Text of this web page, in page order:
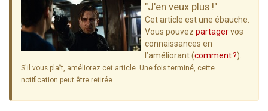
"J'en veux plus !"
Cet article est une ébauche.
Vous pouvez partagervos
connaissances en
l’améliorant (comment ?).
S'il vous plaît, améliorez cet article. Une fois terminé, cette
notification peut être retirée.